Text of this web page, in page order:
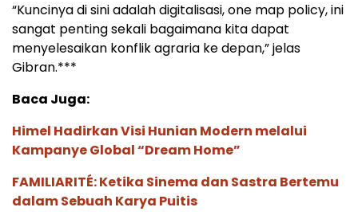
“Kuncinya di sini adalah digitalisasi, one map policy, ini
sangat penting sekali bagaimana kita dapat
menyelesaikan konflik agraria ke depan,” jelas
Gibran.***
Baca Juga:
Himel Hadirkan Visi Hunian Modern melalui
Kampanye Global “Dream Home”
FAMILIARITÉ: Ketika Sinema dan Sastra Bertemu
dalam Sebuah Karya Puitis